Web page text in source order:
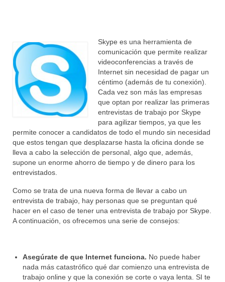
Noticias
Skype es una herramienta de
comunicación que permite realizar
videoconferencias a través de
Internet sin necesidad de pagar un
céntimo (además de tu conexión).
Cada vez son más las empresas
que optan por realizar las primeras
entrevistas de trabajo por Skype
para agilizar tiempos, ya que les
permite conocer a candidatos de todo el mundo sin necesidad
que estos tengan que desplazarse hasta la oficina donde se
lleva a cabo la selección de personal, algo que, además,
supone un enorme ahorro de tiempo y de dinero para los
entrevistados.
Como se trata de una nueva forma de llevar a cabo un
entrevista de trabajo, hay personas que se preguntan qué
hacer en el caso de tener una entrevista de trabajo por Skype.
A continuación, os ofrecemos una serie de consejos:
Asegúrate de que Internet funciona. No puede haber
nada más catastrófico qué dar comienzo una entrevista de
trabajo online y que la conexión se corte o vaya lenta. SI te